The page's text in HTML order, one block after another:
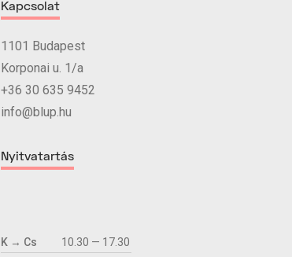
Kapcsolat
1101 Budapest
Korponai u. 1/a
+36 30 635 9452
info@blup.hu
Nyitvatartás
K → Cs
10.30 — 17.30